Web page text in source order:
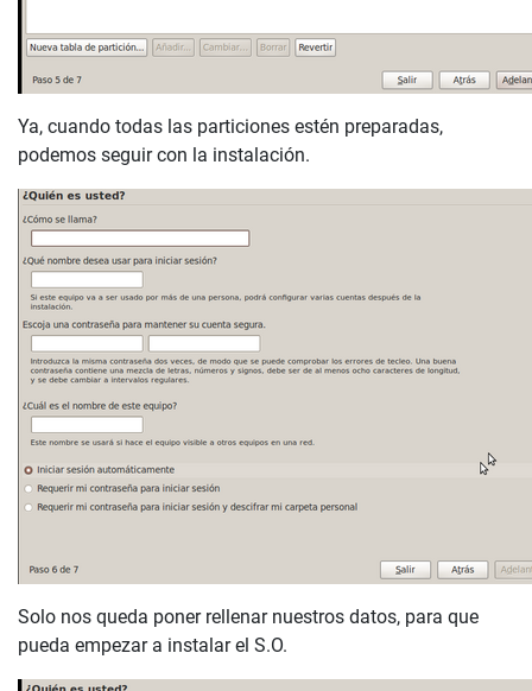
Ya, cuando todas las particiones estén preparadas,
podemos seguir con la instalación.
Solo nos queda poner rellenar nuestros datos, para que
pueda empezar a instalar el S.O.